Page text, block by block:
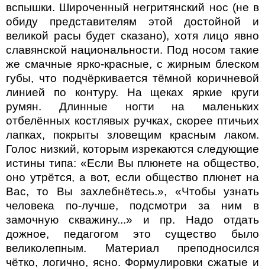
вспышки. Широченный негритянский нос (не в
обиду представителям этой достойной и
великой расы будет сказано), хотя лицо явно
славянской национальности. Под носом такие
же смачные ярко-красные, с жирным блеском
губы, что подчёркивается тёмной коричневой
линией по контуру. На щеках яркие круги
румян. Длинные ногти на маленьких
отбелённых костлявых ручках, скорее птичьих
лапках, покрыты зловещим красным лаком.
Голос низкий, которым изрекаются следующие
истины типа: «Если Вы плюнете на общество,
оно утрётся, а вот, если общество плюнет на
Вас, то Вы захлебнётесь.», «Чтобы узнать
человека по-лучше, подсмотри за ним в
замочную скважину...» и пр. Надо отдать
дожное, педагогом это существо было
великолепным. Материал преподносился
чётко, логично, ясно. Формулировки сжатые и